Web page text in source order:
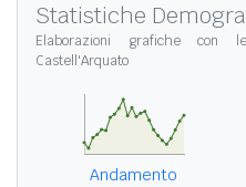
Statistiche
Elaborazioni grafiche con
Castell'Arquato
Andamento